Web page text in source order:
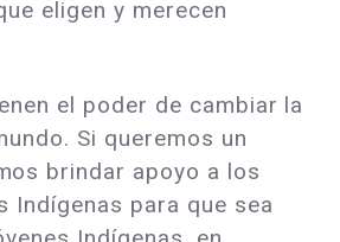
eligen y merecen
el poder de cambiar la
Si queremos un
brindar apoyo a los
Indígenas para que sea